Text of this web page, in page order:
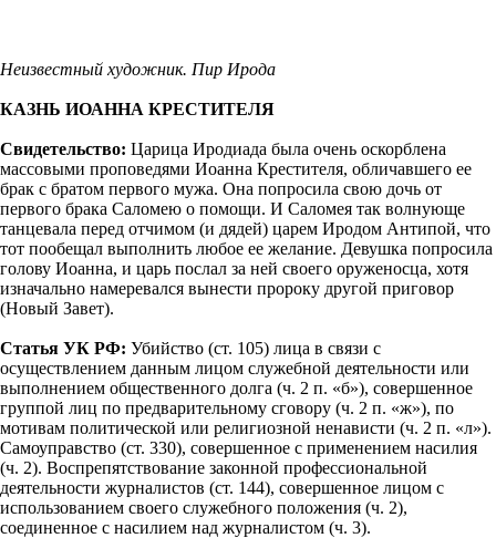
Неизвестный художник. Пир Ирода
КАЗНЬ ИОАННА КРЕСТИТЕЛЯ
Свидетельство: Царица Иродиада была очень оскорблена
массовыми проповедями Иоанна Крестителя, обличавшего ее
брак с братом первого мужа. Она попросила свою дочь от
первого брака Саломею о помощи. И Саломея так волнующе
танцевала перед отчимом (и дядей) царем Иродом Антипой, что
тот пообещал выполнить любое ее желание. Девушка попросила
голову Иоанна, и царь послал за ней своего оруженосца, хотя
изначально намеревался вынести пророку другой приговор
(Новый Завет).
Статья УК РФ: Убийство (ст. 105) лица в связи с
осуществлением данным лицом служебной деятельности или
выполнением общественного долга (ч. 2 п. «б»), совершенное
группой лиц по предварительному сговору (ч. 2 п. «ж»), по
мотивам политической или религиозной ненависти (ч. 2 п. «л»).
Самоуправство (ст. 330), совершенное с применением насилия
(ч. 2). Воспрепятствование законной профессиональной
деятельности журналистов (ст. 144), совершенное лицом с
использованием своего служебного положения (ч. 2),
соединенное с насилием над журналистом (ч. 3).